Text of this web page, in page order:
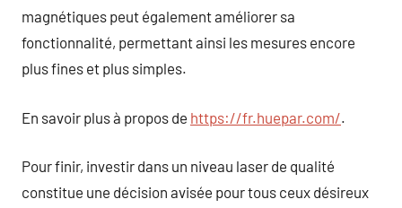
magnétiques peut également améliorer sa
fonctionnalité, permettant ainsi les mesures encore
plus fines et plus simples.
En savoir plus à propos de https://fr.huepar.com/.
Pour finir, investir dans un niveau laser de qualité
constitue une décision avisée pour tous ceux désireux